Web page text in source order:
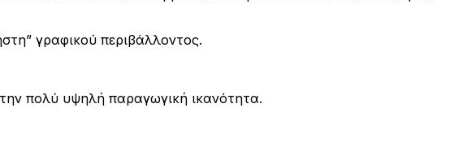
γραφικού περιβάλλοντος.
την πολύ υψηλή παραγωγική ικανότητα.